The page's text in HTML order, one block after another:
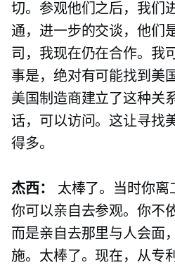
切。参观他们之后，我们
通，进一步的交谈，他们
司，我现在仍在合作。我
事是，绝对有可能找到美
美国制造商建立了这种关
话，可以访问。这让寻找
得多。
杰西：
太棒了。当时你离
你可以亲自去参观。你不
而是亲自去那里与人会面
施。太棒了。现在，从